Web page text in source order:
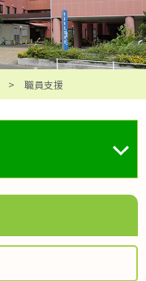
> 職員支援